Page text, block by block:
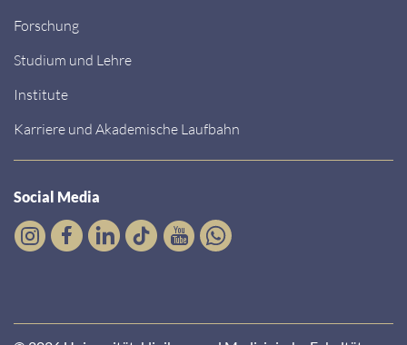
Forschung
Studium und Lehre
Institute
Karriere und Akademische Laufbahn
Social Media